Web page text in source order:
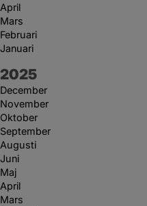
April
Mars
Februari
Januari
År:
2025
December
November
Oktober
September
Augusti
Juni
Maj
April
Mars